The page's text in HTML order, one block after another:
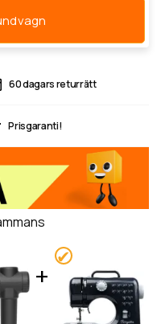
60 dagars returrätt
Prisgaranti!